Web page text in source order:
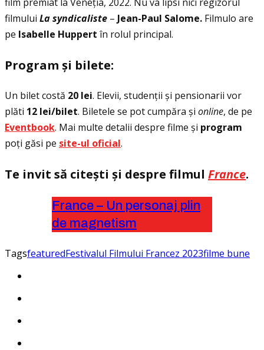
film premiat la Veneţia, 2022. Nu va lipsi nici regizorul
filmului La syndicaliste – Jean-Paul Salome. Filmulo are
pe Isabelle Huppert în rolul principal.
Program și bilete:
Un bilet costă 20 lei. Elevii, studenţii și pensionarii vor
plăti 12 lei/bilet. Biletele se pot cumpăra și online, de pe
Eventbook. Mai multe detalii despre filme și program
poţi găsi pe site-ul oficial.
Te invit să citești și despre filmul France.
France – Un personaj plin
de magnetism
TagsfeaturedFestivalul Filmului Francez 2023filme bune